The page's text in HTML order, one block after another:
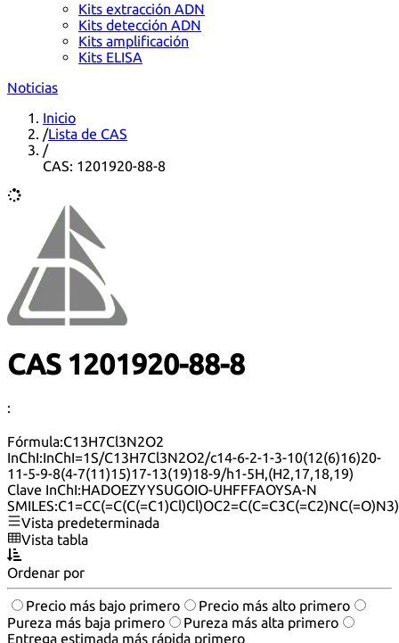
Kits extracción ADN
Kits detección ADN
Kits amplificación
Kits ELISA
Noticias
Inicio
/Lista de CAS
/
CAS: 1201920-88-8
CAS 1201920-88-8
:
Fórmula:C13H7Cl3N2O2
InChI:InChI=1S/C13H7Cl3N2O2/c14-6-2-1-3-10(12(6)16)20-
11-5-9-8(4-7(11)15)17-13(19)18-9/h1-5H,(H2,17,18,19)
Clave InChI:HADOEZYYSUGOIO-UHFFFAOYSA-N
SMILES:
Vista predeterminada
Vista tabla
Ordenar por
Precio más bajo primero
Precio más alto primero
Pureza más baja primero
Pureza más alta primero
Entrega estimada más rápida primero